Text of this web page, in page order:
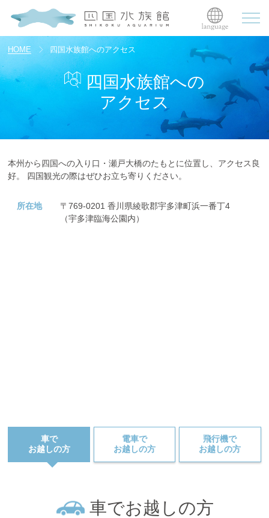
HOME 四国水族館へのアクセス
四国水族館への
アクセス
本州から四国への入り口・瀬戸大橋のたもとに位置し、アクセス良
好。
四国観光の際はぜひお立ち寄りください。
所在地 〒769-0201香川県綾歌郡宇多津町浜一番丁4
（宇多津臨海公園内）
車で
お越しの方
電車で
お越しの方
飛行機で
お越しの方
車でお越しの方